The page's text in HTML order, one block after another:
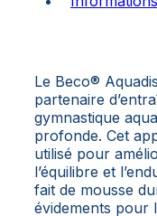
Le Beco®
partenaire
gymnastique
profonde. Cet
utilisé pour
l’équilibre et
fait de mousse
évidements pour